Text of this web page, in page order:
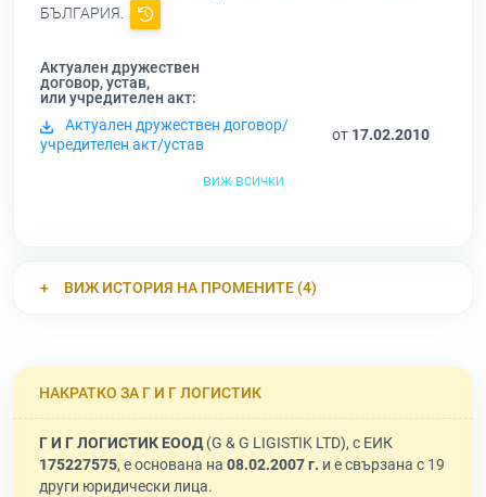
БЪЛГАРИЯ.
Актуален дружествен
договор, устав,
или учредителен акт:
Актуален дружествен договор/
учредителен акт/устав
от 17.02.2010
виж всички
ВИЖ ИСТОРИЯ НА ПРОМЕНИТЕ (4)
НАКРАТКО ЗА Г И Г ЛОГИСТИК
Г И Г ЛОГИСТИК ЕООД(G & G LIGISTIK LTD), с ЕИК
175227575, е основана на 08.02.2007 г. и е свързана с 19
други юридически лица.